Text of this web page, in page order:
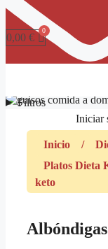
Iniciar
0,00 €
Filtros
Inicio /
Platos Dieta
keto